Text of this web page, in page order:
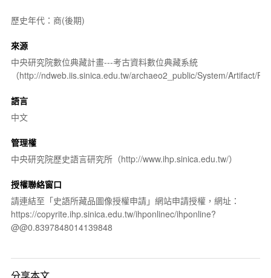
歷史年代：商(後期)
來源
中央研究院數位典藏計畫---考古資料數位典藏系統
（http://ndweb.iis.sinica.edu.tw/archaeo2_public/System/Artifact/
語言
中文
管理權
中央研究院歷史語言研究所（http://www.ihp.sinica.edu.tw/）
授權聯絡窗口
請連結至「史語所藏品圖像授權申請」網站申請授權，網址：
https://copyrite.ihp.sinica.edu.tw/ihponlinec/ihponline?
@@0.8397848014139848
分享本文